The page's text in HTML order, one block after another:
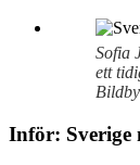
Sofia
ett
Inför: Sverige